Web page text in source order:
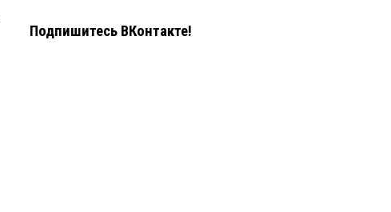
Подпишитесь ВКонтакте!